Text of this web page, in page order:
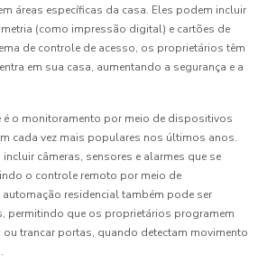
áreas específicas da casa. Eles podem incluir
(como impressão digital) e cartões de
de controle de acesso, os proprietários têm
em sua casa, aumentando a segurança e a
é o monitoramento por meio de dispositivos
cada vez mais populares nos últimos anos.
câmeras, sensores e alarmes que se
o controle remoto por meio de
residencial também pode ser
permitindo que os proprietários programem
ou trancar portas, quando detectam movimento